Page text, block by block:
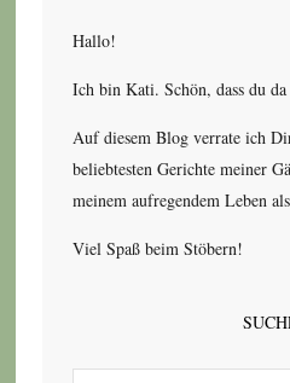
Hallo!
Ich bin Kati. Schön, dass du
Auf diesem Blog verrate ich
beliebtesten Gerichte meiner
meinem aufregendem Leben
Viel Spaß beim Stöbern!